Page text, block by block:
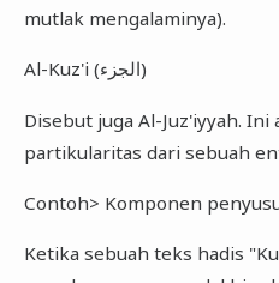
mutlak mengalaminya).
Al-Kuz'i (الجزء)
Disebut juga Al-Juz'iyyah.
partikularitas dari sebuah
Contoh> Komponen
Ketika sebuah teks hadis